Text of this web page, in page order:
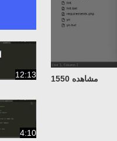
مشاهده 1550 12:13
4:10